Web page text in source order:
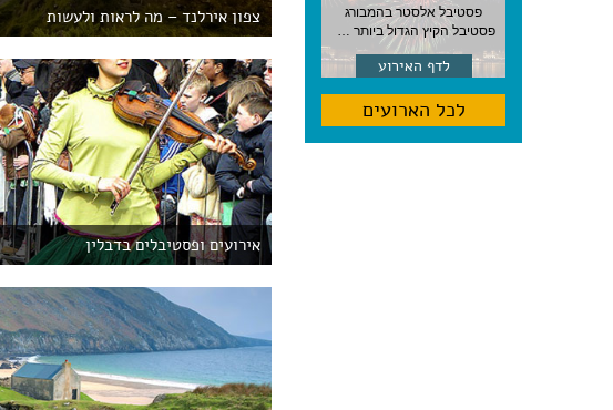
פסטיבל אלסטר בהמבורג
פסטיבל הקיץ הגדול ביותר בהמבורג, סוף אוגוסט, גרמניה
לדף האירוע
לכל הארועים
צפון אירלנד – מה לראות ולעשות
אירועים ופסטיבלים בדבלין